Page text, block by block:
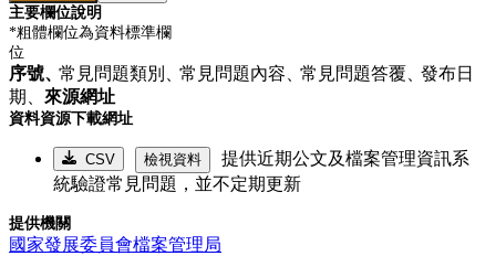
主要欄位說明
*粗體欄位為資料標準欄
位
序號、常見問題類別、常見問題內容、常見問題答覆、發布日
期、 來源網址
資料資源下載網址
CSV 檢視資料
提供近期公文及檔案管理資訊系
統驗證常見問題，並不定期更新
提供機關
國家發展委員會檔案管理局